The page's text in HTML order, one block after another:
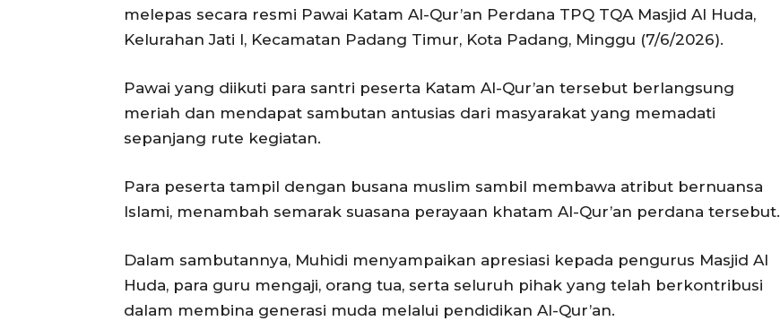
melepas secara resmi Pawai Katam Al-Qur’an Perdana TPQ TQA Masjid Al Huda,
Kelurahan Jati I, Kecamatan Padang Timur, Kota Padang, Minggu (7/6/2026).
Pawai yang diikuti para santri peserta Katam Al-Qur’an tersebut berlangsung
meriah dan mendapat sambutan antusias dari masyarakat yang memadati
sepanjang rute kegiatan.
Para peserta tampil dengan busana muslim sambil membawa atribut bernuansa
Islami, menambah semarak suasana perayaan khatam Al-Qur’an perdana tersebut.
Dalam sambutannya, Muhidi menyampaikan apresiasi kepada pengurus Masjid Al
Huda, para guru mengaji, orang tua, serta seluruh pihak yang telah berkontribusi
dalam membina generasi muda melalui pendidikan Al-Qur’an.